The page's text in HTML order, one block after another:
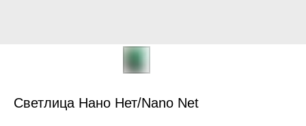
Светлица Нано Нет/Nano Net